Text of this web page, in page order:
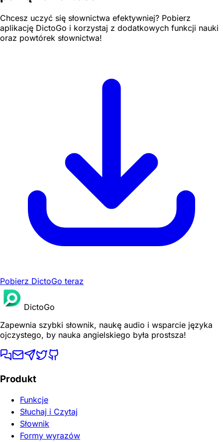
Chcesz uczyć się słownictwa efektywniej? Pobierz
aplikację DictoGo i korzystaj z dodatkowych funkcji nauki
oraz powtórek słownictwa!
Pobierz DictoGo teraz
DictoGo
Zapewnia szybki słownik, naukę audio i wsparcie języka
ojczystego, by nauka angielskiego była prostsza!
Produkt
Funkcje
Słuchaj i Czytaj
Słownik
Formy wyrazów